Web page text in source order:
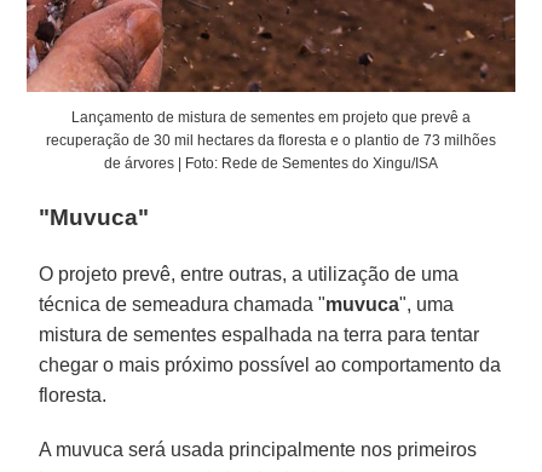
Lançamento de mistura de sementes em projeto que prevê a
recuperação de 30 mil hectares da floresta e o plantio de 73 milhões
de árvores | Foto: Rede de Sementes do Xingu/ISA
"Muvuca"
O projeto prevê, entre outras, a utilização de uma
técnica de semeadura chamada "muvuca", uma
mistura de sementes espalhada na terra para tentar
chegar o mais próximo possível ao comportamento da
floresta.
A muvuca será usada principalmente nos primeiros